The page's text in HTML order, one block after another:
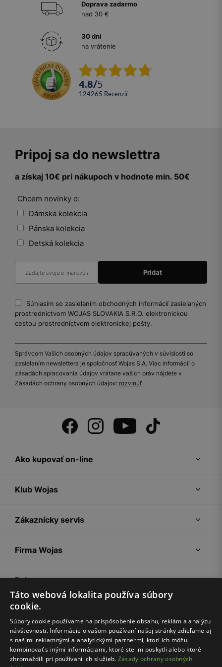
Doprava zadarmo
nad 30 €
30 dní
na vrátenie
4.8/5
124265 recenzií
Pripoj sa do newslettra
a získaj 10€ pri nákupoch v hodnote min. 50€
Chcem novinky o:
Dámska kolekcia
Pánska kolekcia
Detská kolekcia
Súhlasím so zasielaním obchodných informácií zasielaných
prostredníctvom WOJAS SLOVAKIA S.R.O. elektronickou
cestou prostredníctvom elektronickej pošty.
Správcom Vašich osobných údajov spracúvaných v súvislosti so
zasielaním newslettera je spoločnosť Wojas S.A. Viac informácií o
zásadách spracovania údajov vrátane vašich práv nájdete v
Zásadách ochrany osobných údajov: rozvinúť
Ako kupovať on-line
Klub Wojas
Zákaznícky servis
Firma Wojas
Pokyny
Táto webová lokalita používa súbory
cookie.
Súbory cookie používame na prispôsobenie obsahu, reklám a analýzu
návštevnosti. Informácie o vašom používaní našej stránky zdieľame aj
s našimi reklamnými a analytickými partnermi, ktorí ich môžu
kombinovať s inými informáciami, ktoré ste im poskytli alebo ktoré
zhromaždili pri používaní ich služieb. Zásady ochrany osobných